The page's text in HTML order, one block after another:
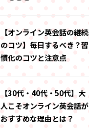
【オンライン英会話の継続
のコツ】毎日するべき？習
慣化のコツと注意点
【30代・40代・50代】大
人こそオンライン英会話が
おすすめな理由とは？